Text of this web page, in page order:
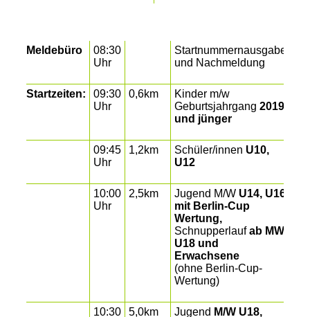
Meldebüro
08:30
Uhr
Startnummernausgabe
und Nachmeldung
Startzeiten:
09:30
Uhr
0,6km
Kinder m/w
Geburtsjahrgang 2019
und jünger
09:45
Uhr
1,2km Schüler/innen U10,
U12
10:00
Uhr
2,5km Jugend M/W U14, U16
mit Berlin-Cup
Wertung,
Schnupperlaufab MW
U18 und
Erwachsene
(ohne Berlin-Cup-
Wertung)
10:30
5,0km Jugend M/W U18,